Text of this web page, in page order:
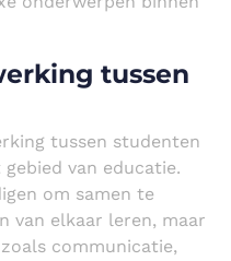
tussen
tussen studenten
van educatie.
om samen te
van elkaar leren, maar
communicatie,